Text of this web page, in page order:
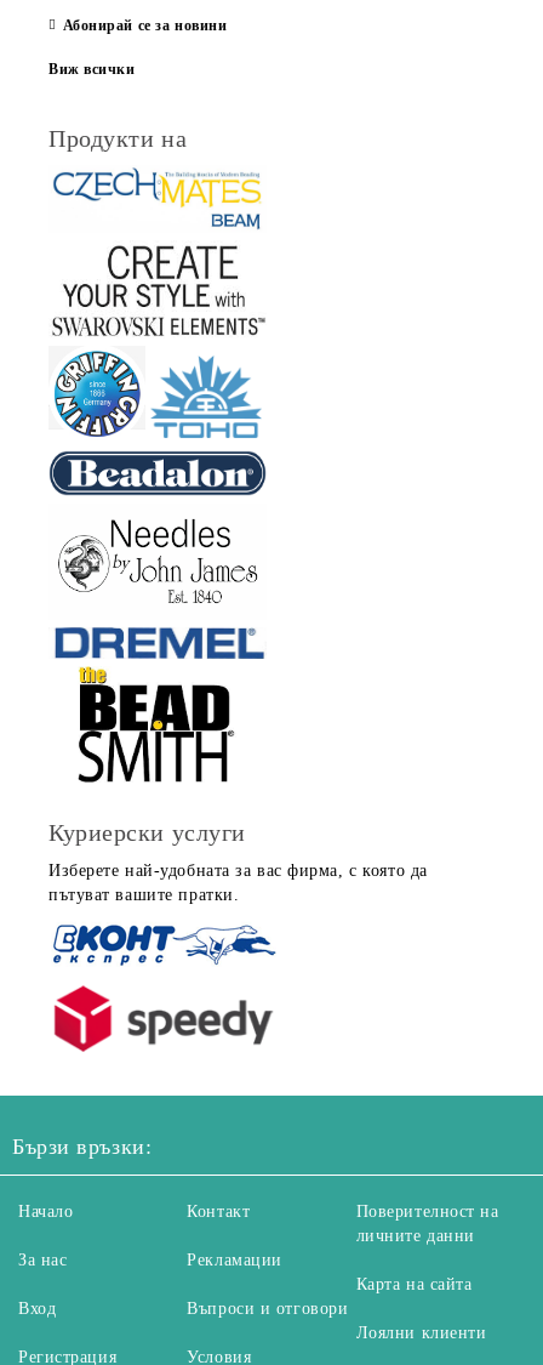
Абонирай се за новини
Виж всички
Продукти на
Куриерски услуги
Изберете най-удобната за вас фирма, с която да
пътуват вашите пратки.
Бързи връзки:
Начало
За нас
Вход
Регистрация
Контакт
Рекламации
Въпроси и отговори
Условия
Поверителност на
личните данни
Карта на сайта
Лоялни клиенти